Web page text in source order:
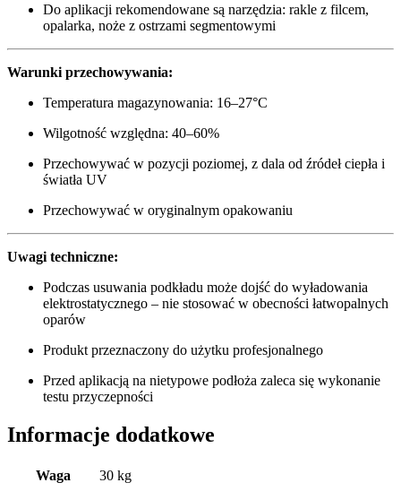
Do aplikacji rekomendowane są narzędzia: rakle z filcem,
opalarka, noże z ostrzami segmentowymi
Warunki przechowywania:
Temperatura magazynowania: 16–27°C
Wilgotność względna: 40–60%
Przechowywać w pozycji poziomej, z dala od źródeł ciepła i
światła UV
Przechowywać w oryginalnym opakowaniu
Uwagi techniczne:
Podczas usuwania podkładu może dojść do wyładowania
elektrostatycznego – nie stosować w obecności łatwopalnych
oparów
Produkt przeznaczony do użytku profesjonalnego
Przed aplikacją na nietypowe podłoża zaleca się wykonanie
testu przyczepności
Informacje dodatkowe
Waga 30 kg